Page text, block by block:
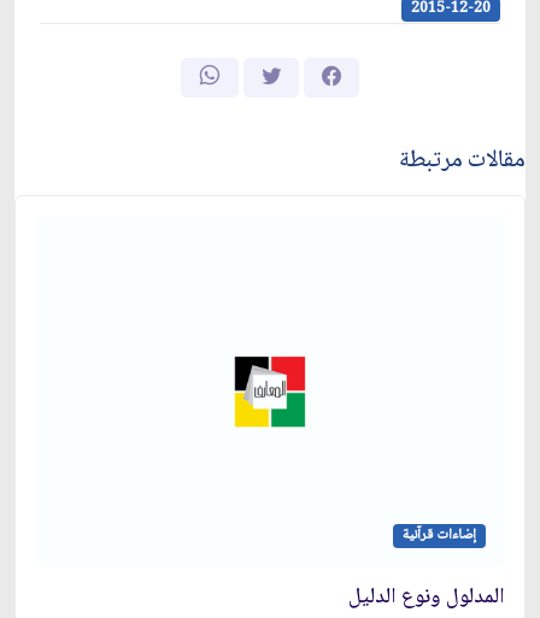
2015-12-20
مقالات مرتبطة
إضاءات قرآنية
المدلول ونوع الدليل